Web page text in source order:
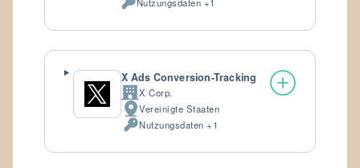
Verarbeitete
Daten:
X Ads Conversion-Tracking
Firma:X Corp.
Verarbeitungsort:
Vereinigte Staaten
Verarbeitete
Daten:
Nutzungsdaten +1